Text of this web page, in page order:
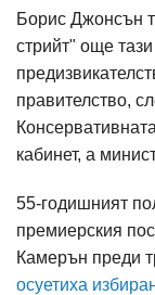
Борис Джонсън
стрийт" още
правителство,
кабинет, а
55-годишният
премиерския
Камерън преди
осуетиха